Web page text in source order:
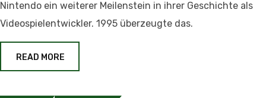
Nintendo ein weiterer Meilenstein in ihrer Geschichte als
Videospielentwickler. 1995 überzeugte das.
READ MORE